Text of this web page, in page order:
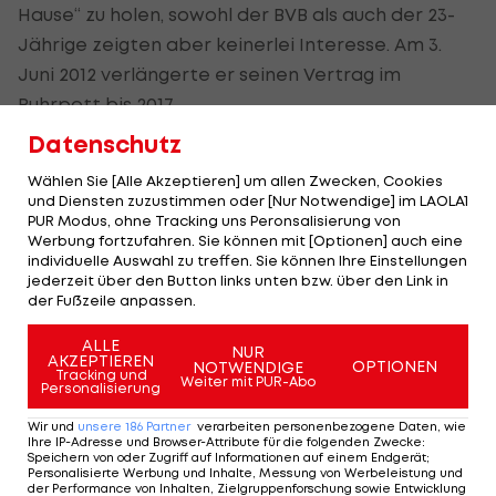
Hause“ zu holen, sowohl der BVB als auch der 23-
Jährige zeigten aber keinerlei Interesse. Am 3.
Juni 2012 verlängerte er seinen Vertrag im
Ruhrpott bis 2017.
Ein Makel in der rasant verlaufenden Karriere
waren bis zu dieser EM jedoch die Auftritte in der
Nationalmannschaft. Wenn Hummels spielte,
machte er Fehler. Die Sicherheit, die er im gelb-
schwarzen Trikot versprühte schien in Schwarz-
Rot-Gold wie weggeblasen.
„Ich wollte zu viel. Ich wollte nicht normal spielen,
wollte besondere Momente haben, die dann auch
auffallen. Weil ich wusste, ich bin nicht drin in
dieser Mannschaft. Und ich wollte so schnell wie
möglich in diese Elf. Das geht dann nach hinten los
Datenschutz
Wählen Sie [Alle Akzeptieren] um allen Zwecken, Cookies
und Diensten zuzustimmen oder [Nur Notwendige] im LAOLA1
PUR Modus, ohne Tracking uns Peronsalisierung von
Werbung fortzufahren. Sie können mit [Optionen] auch eine
individuelle Auswahl zu treffen. Sie können Ihre Einstellungen
jederzeit über den Button links unten bzw. über den Link in
der Fußzeile anpassen.
ALLE
AKZEPTIEREN
Tracking und
Personalisierung
NUR
NOTWENDIGE
Weiter mit PUR-Abo
OPTIONEN
Wir und unsere 186 Partner verarbeiten personenbezogene Daten, wie
Ihre IP-Adresse und Browser-Attribute für die folgenden Zwecke:
Speichern von oder Zugriff auf Informationen auf einem Endgerät;
Personalisierte Werbung und Inhalte, Messung von Werbeleistung und
der Performance von Inhalten, Zielgruppenforschung sowie Entwicklung